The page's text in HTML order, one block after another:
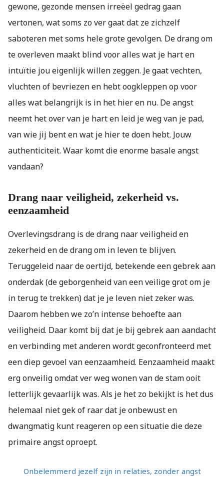
gewone, gezonde mensen irreëel gedrag gaan
vertonen, wat soms zo ver gaat dat ze zichzelf
saboteren met soms hele grote gevolgen. De drang om
te overleven maakt blind voor alles wat je hart en
intuïtie jou eigenlijk willen zeggen. Je gaat vechten,
vluchten of bevriezen en hebt oogkleppen op voor
alles wat belangrijk is in het hier en nu. De angst
neemt het over van je hart en leid je weg van je pad,
van wie jij bent en wat je hier te doen hebt. Jouw
authenticiteit. Waar komt die enorme basale angst
vandaan?
Drang naar veiligheid, zekerheid vs.
eenzaamheid
Overlevingsdrang is de drang naar veiligheid en
zekerheid en de drang om in leven te blijven.
Teruggeleid naar de oertijd, betekende een gebrek aan
onderdak (de geborgenheid van een veilige grot om je
in terug te trekken) dat je je leven niet zeker was.
Daarom hebben we zo’n intense behoefte aan
veiligheid. Daar komt bij dat je bij gebrek aan aandacht
en verbinding met anderen wordt geconfronteerd met
een diep gevoel van eenzaamheid. Eenzaamheid maakt
erg onveilig omdat ver weg wonen van de stam ooit
letterlijk gevaarlijk was. Als je het zo bekijkt is het dus
helemaal niet gek of raar dat je onbewust en
dwangmatig kunt reageren op een situatie die deze
primaire angst oproept.
Onbelemmerd jezelf zijn in relaties, zonder angst